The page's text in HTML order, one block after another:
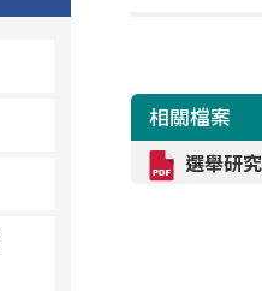
相關檔案
選舉研